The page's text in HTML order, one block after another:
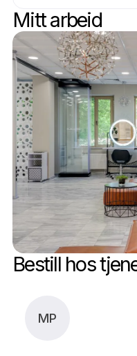
Mitt arbeid
Bestill hos
MP